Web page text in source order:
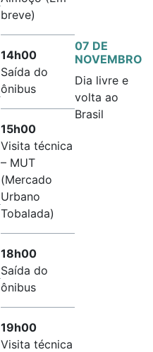
breve)
14h00
Saída do
ônibus
15h00
Visita técnica
– MUT
(Mercado
Urbano
Tobalada)
18h00
Saída do
ônibus
19h00
Visita técnica
07 DE
NOVEMBRO
Dia livre e
volta ao
Brasil